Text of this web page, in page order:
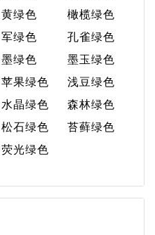
黄绿色
橄榄绿色
军绿色
孔雀绿色
墨绿色
墨玉绿色
苹果绿色
浅豆绿色
水晶绿色
森林绿色
松石绿色
苔藓绿色
荧光绿色